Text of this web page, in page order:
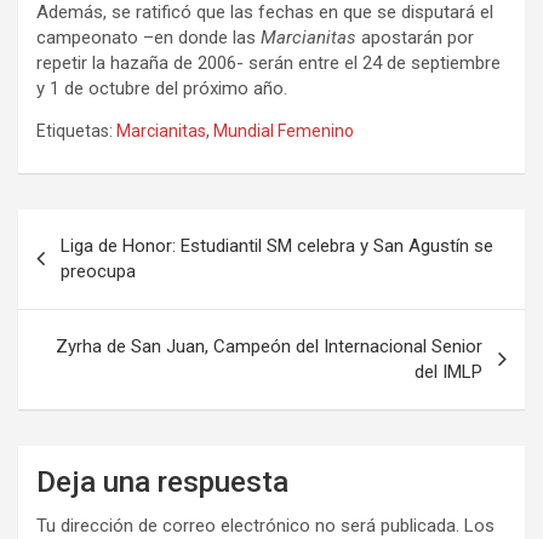
Además, se ratificó que las fechas en que se disputará el
campeonato –en donde las Marcianitas apostarán por
repetir la hazaña de 2006- serán entre el 24 de septiembre
y 1 de octubre del próximo año.
Etiquetas: Marcianitas, Mundial Femenino
de
entradas
Liga de Honor: Estudiantil SM celebra y San Agustín se
preocupa
Zyrha de San Juan, Campeón del Internacional Senior
del IMLP
Deja una respuesta
Tu dirección de correo electrónico no será publicada. Los